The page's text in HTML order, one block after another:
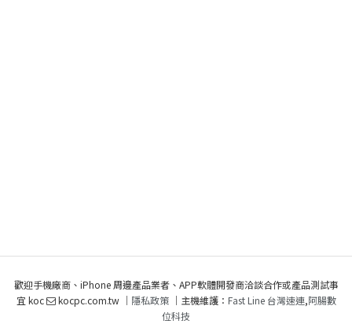
歡迎手機廠商、iPhone 周邊產品業者、APP軟體開發商洽談合作或產品測試事
宜 koc
kocpc.com.tw ｜ 隱私政策｜主機維護： Fast Line 台灣速連,阿腸數
位科技